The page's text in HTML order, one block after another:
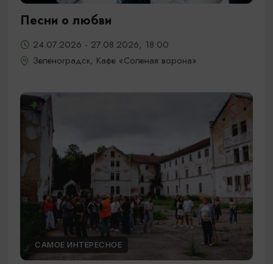
Песни о любви
24.07.2026 - 27.08.2026, 18:00
Зеленоградск, Кафе «Соленая ворона»
САМОЕ ИНТЕРЕСНОЕ